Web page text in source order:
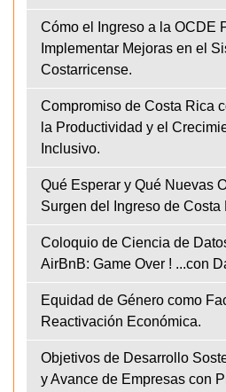
Cómo el Ingreso a la OCDE
Implementar Mejoras en el
Costarricense.
Compromiso de Costa Rica
la Productividad y el
Inclusivo.
Qué Esperar y Qué Nuevas
Surgen del Ingreso de Costa
Coloquio de Ciencia de
AirBnB: Game Over ! ...con
Equidad de Género como
Reactivación Económica.
Objetivos de Desarrollo
y Avance de Empresas con